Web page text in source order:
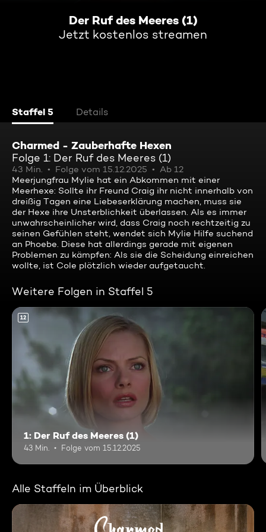
Der Ruf des Meeres (1)
Jetzt kostenlos streamen
Staffel 5 Details
Charmed - Zauberhafte Hexen
Folge 1: Der Ruf des Meeres (1)
43 Min. Folge vom 15.12.2025
Ab 12
Meerjungfrau Mylie hat ein Abkommen mit einer
Meerhexe: Sollte ihr Freund Craig ihr nicht innerhalb von
dreißig Tagen eine Liebeserklärung machen, muss sie
der Hexe ihre Unsterblichkeit überlassen. Als es immer
unwahrscheinlicher wird, dass Craig noch rechtzeitig zu
seinen Gefühlen steht, wendet sich Mylie Hilfe suchend
an Phoebe. Diese hat allerdings gerade mit eigenen
Problemen zu kämpfen: Als sie die Scheidung einreichen
wollte, ist Cole plötzlich wieder aufgetaucht.
Weitere Folgen in Staffel 5
12
1: Der Ruf des Meeres (1)
43 Min. Folge vom 15.12.2025
Alle Staffeln im Überblick